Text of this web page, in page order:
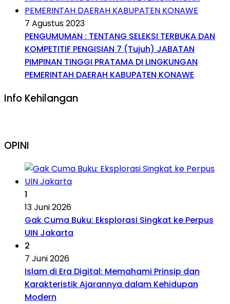
7 Agustus 2023
PENGUMUMAN : TENTANG SELEKSI TERBUKA DAN
KOMPETITIF PENGISIAN 7 (Tujuh) JABATAN
PIMPINAN TINGGI PRATAMA DI LINGKUNGAN
PEMERINTAH DAERAH KABUPATEN KONAWE
Info Kehilangan
OPINI
1
13 Juni 2026
Gak Cuma Buku: Eksplorasi Singkat ke Perpus
UIN Jakarta
2
7 Juni 2026
Islam di Era Digital: Memahami Prinsip dan
Karakteristik Ajarannya dalam Kehidupan
Modern